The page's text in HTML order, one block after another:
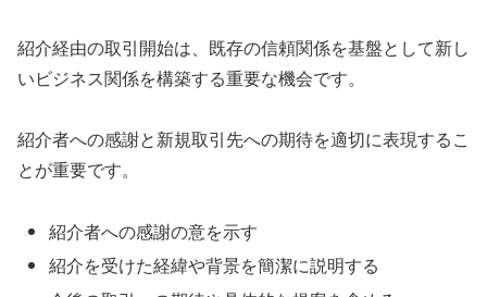
紹介経由の取引開始は、既存の信頼関係を基盤として新し
いビジネス関係を構築する重要な機会です。
紹介者への感謝と新規取引先への期待を適切に表現するこ
とが重要です。
紹介者への感謝の意を示す
紹介を受けた経緯や背景を簡潔に説明する